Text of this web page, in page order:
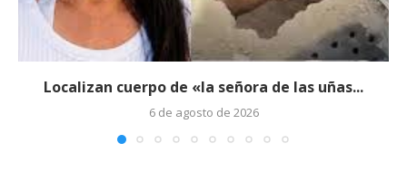
Localizan cuerpo de «la señora de las uñas...
6 de agosto de 2026